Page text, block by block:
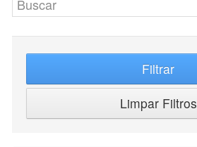
Filtrar
Limpar Filtros